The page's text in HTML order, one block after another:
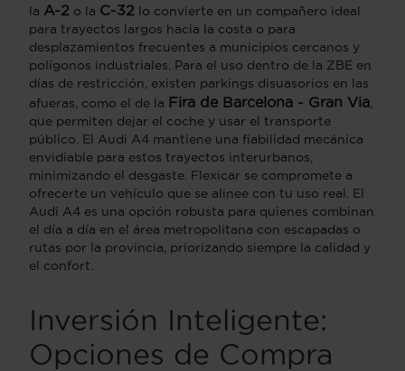
la A-2 o la C-32 lo convierte en un compañero ideal
para trayectos largos hacia la costa o para
desplazamientos frecuentes a municipios cercanos y
polígonos industriales. Para el uso dentro de la ZBE en
días de restricción, existen parkings disuasorios en las
afueras, como el de la Fira de Barcelona - Gran Via,
que permiten dejar el coche y usar el transporte
público. El Audi A4 mantiene una fiabilidad mecánica
envidiable para estos trayectos interurbanos,
minimizando el desgaste. Flexicar se compromete a
ofrecerte un vehículo que se alinee con tu uso real. El
Audi A4 es una opción robusta para quienes combinan
el día a día en el área metropolitana con escapadas o
rutas por la provincia, priorizando siempre la calidad y
el confort.
Inversión Inteligente:
Opciones de Compra